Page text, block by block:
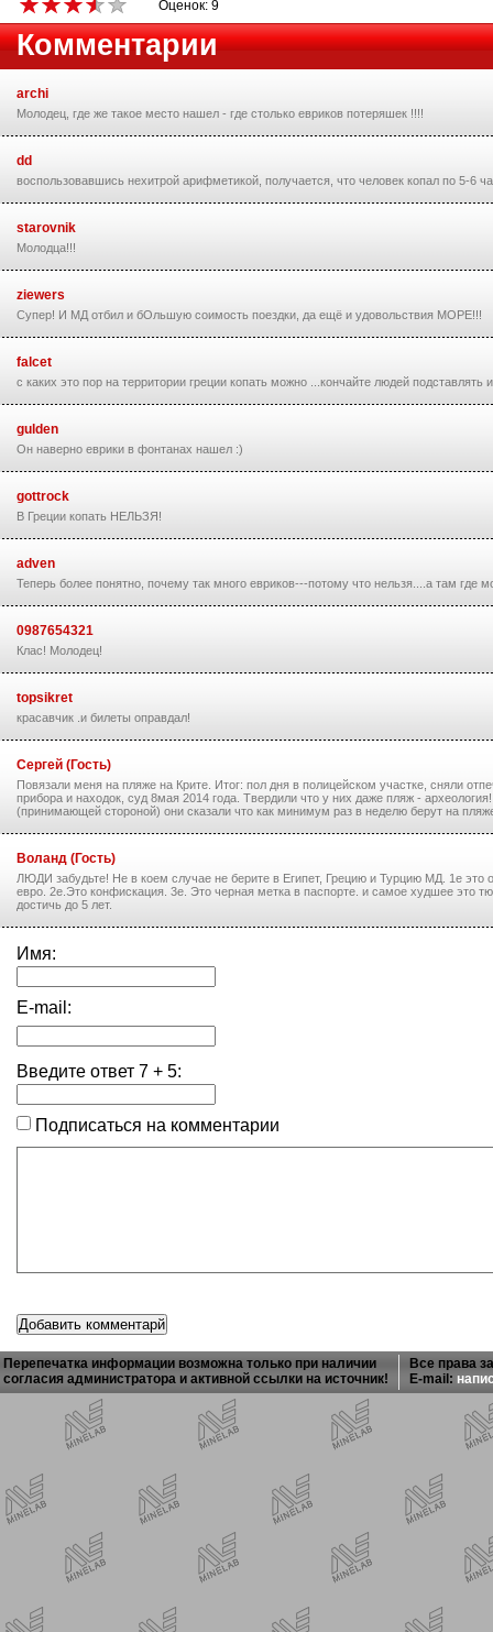
Оценок: 9
Комментарии
archi
Молодец, где же такое место нашел - где столько евриков потеряшек !!!!
dd
воспользовавшись нехитрой арифметикой, получается, что человек копал по 5-6
starovnik
Молодца!!!
ziewers
Супер! И МД отбил и бОльшую соимость поездки, да ещё и удовольствия МОРЕ!!!
falcet
с каких это пор на территории греции копать можно ...кончайте людей подставлять
gulden
Он наверно еврики в фонтанах нашел :)
gottrock
В Греции копать НЕЛЬЗЯ!
adven
Теперь более понятно, почему так много евриков---потому что нельзя....а там где
0987654321
Клас! Молодец!
topsikret
красавчик .и билеты оправдал!
Сергей (Гость)
Повязали меня на пляже на Крите. Итог: пол дня в полицейском участке, сняли
прибора и находок, суд 8мая 2014 года. Твердили что у них даже пляж -
(принимающей стороной) они сказали что как минимум раз в неделю берут на
Воланд (Гость)
ЛЮДИ забудьте! Не в коем случае не берите в Египет, Грецию и Турцию МД. 1е
евро. 2е.Это конфискация. 3е. Это черная метка в паспорте. и самое худшее это
достичь до 5 лет.
Имя:
E-mail:
Введите ответ 7 + 5:
Подписаться на комментарии
Перепечатка информации возможна только при наличии
согласия администратора и активной ссылки на источник!
Все права
E-mail: